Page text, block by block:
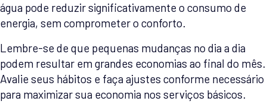
água pode reduzir significativamente o consumo de
energia, sem comprometer o conforto.
Lembre-se de que pequenas mudanças no dia a dia
podem resultar em grandes economias ao final do mês.
Avalie seus hábitos e faça ajustes conforme necessário
para maximizar sua economia nos serviços básicos.